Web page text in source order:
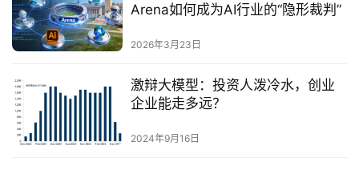
Arena如何成为AI行业的“隐形裁判”
2026年3月23日
激辩大模型：投资人泼冷水，创业
企业能走多远？
2024年9月16日